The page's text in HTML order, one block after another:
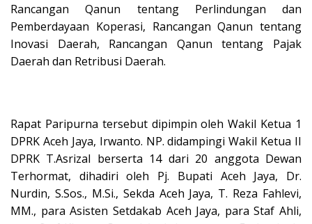
Rancangan Qanun tentang Perlindungan dan
Pemberdayaan Koperasi, Rancangan Qanun tentang
Inovasi Daerah, Rancangan Qanun tentang Pajak
Daerah dan Retribusi Daerah.
Rapat Paripurna tersebut dipimpin oleh Wakil Ketua 1
DPRK Aceh Jaya, Irwanto. NP. didampingi Wakil Ketua II
DPRK T.Asrizal berserta 14 dari 20 anggota Dewan
Terhormat, dihadiri oleh Pj. Bupati Aceh Jaya, Dr.
Nurdin, S.Sos., M.Si., Sekda Aceh Jaya, T. Reza Fahlevi,
MM., para Asisten Setdakab Aceh Jaya, para Staf Ahli,